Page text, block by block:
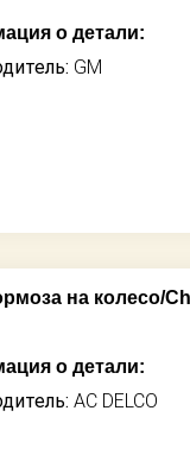
о детали:
GM
на колесо/
о детали:
AC DELCO